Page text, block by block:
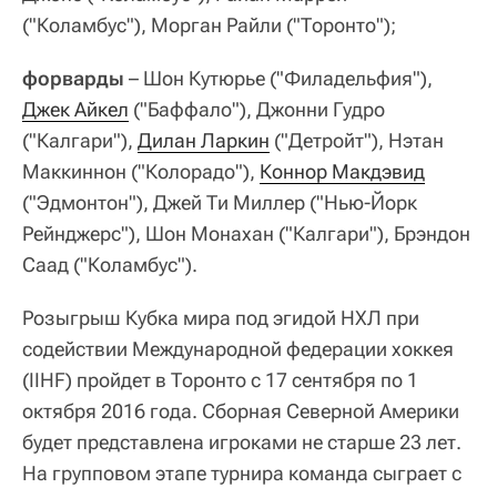
("Коламбус"), Морган Райли ("Торонто");
форварды – Шон Кутюрье ("Филадельфия"),
Джек Айкел ("Баффало"), Джонни Гудро
("Калгари"), Дилан Ларкин ("Детройт"), Нэтан
Маккиннон ("Колорадо"), Коннор Макдэвид
("Эдмонтон"), Джей Ти Миллер ("Нью-Йорк
Рейнджерс"), Шон Монахан ("Калгари"), Брэндон
Саад ("Коламбус").
Розыгрыш Кубка мира под эгидой НХЛ при
содействии Международной федерации хоккея
(IIHF) пройдет в Торонто с 17 сентября по 1
октября 2016 года. Сборная Северной Америки
будет представлена игроками не старше 23 лет.
На групповом этапе турнира команда сыграет с